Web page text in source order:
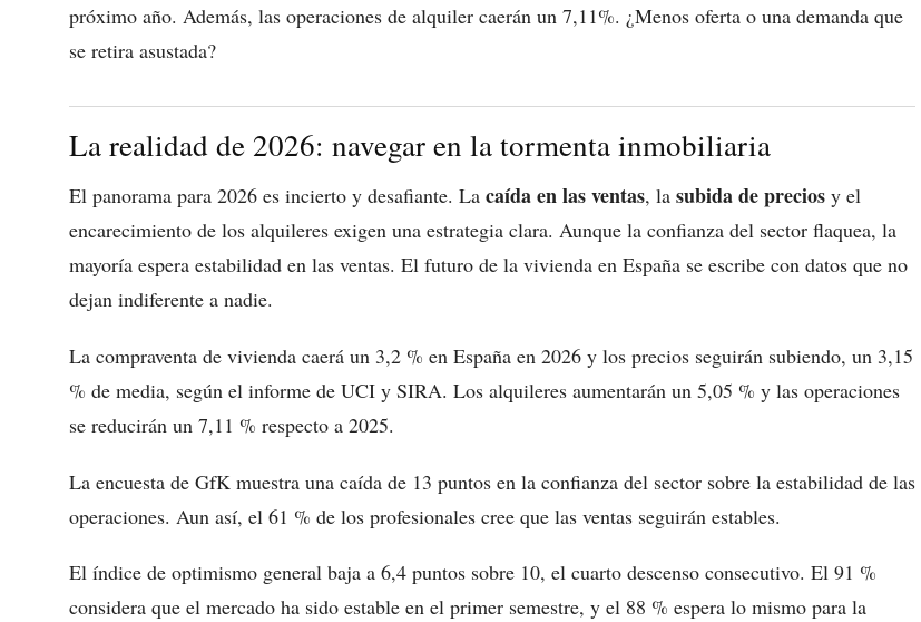
próximo año. Además, las operaciones de alquiler caerán un 7,11%. ¿Menos oferta o una demanda que
se retira asustada?
La realidad de 2026: navegar en la tormenta inmobiliaria
El panorama para 2026 es incierto y desafiante. La caída en las ventas, la subida de precios y el
encarecimiento de los alquileres exigen una estrategia clara. Aunque la confianza del sector flaquea, la
mayoría espera estabilidad en las ventas. El futuro de la vivienda en España se escribe con datos que no
dejan indiferente a nadie.
La compraventa de vivienda caerá un 3,2 % en España en 2026 y los precios seguirán subiendo, un 3,15
% de media, según el informe de UCI y SIRA. Los alquileres aumentarán un 5,05 % y las operaciones
se reducirán un 7,11 % respecto a 2025.
La encuesta de GfK muestra una caída de 13 puntos en la confianza del sector sobre la estabilidad de las
operaciones. Aun así, el 61 % de los profesionales cree que las ventas seguirán estables.
El índice de optimismo general baja a 6,4 puntos sobre 10, el cuarto descenso consecutivo. El 91 %
considera que el mercado ha sido estable en el primer semestre, y el 88 % espera lo mismo para la